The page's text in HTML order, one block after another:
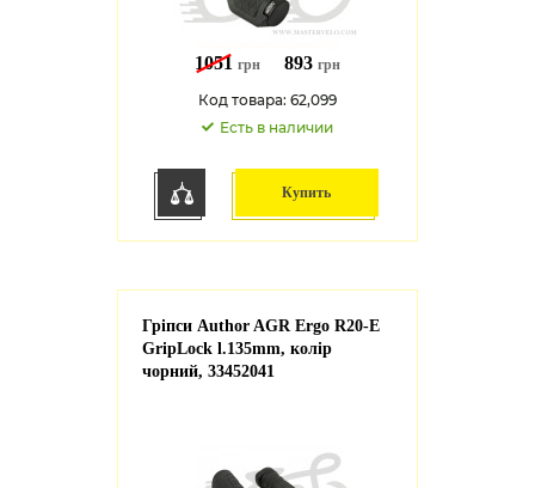
1051 грн 893 грн
Код товара: 62,099
Есть в наличии
Купить
Гріпси Author AGR Ergo R20-E
GripLock l.135mm, колір
чорний, 33452041